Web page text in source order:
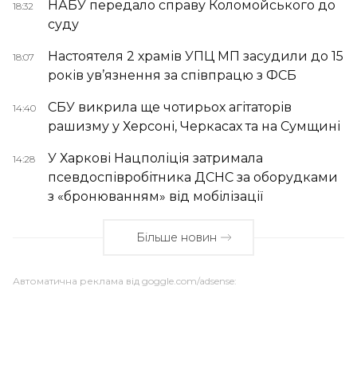
18:32
НАБУ передало справу Коломойського до
суду
18:07
Настоятеля 2 храмів УПЦ МП засудили до 15
років ув’язнення за співпрацю з ФСБ
14:40
СБУ викрила ще чотирьох агітаторів
рашизму у Херсоні, Черкасах та на Сумщині
14:28
У Харкові Нацполіція затримала
псевдоспівробітника ДСНС за оборудками
з «бронюванням» від мобілізації
Більше новин
Автоматична реклама від goggle.com/adsense: